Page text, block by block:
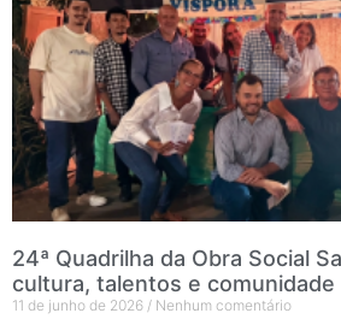
24ª Quadrilha da Obra Social
cultura, talentos e comunidade
11 de junho de 2026 Nenhum comentário